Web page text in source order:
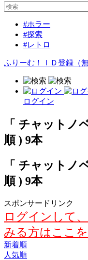
#ホラー
#探索
#レトロ
ふりーむ！ＩＤ登録（無
ログイン
「 チャットノ
順 ) 9本
「 チャットノ
順 ) 9本
スポンサードリンク
ログインして
みる方はここ
新着順
人気順